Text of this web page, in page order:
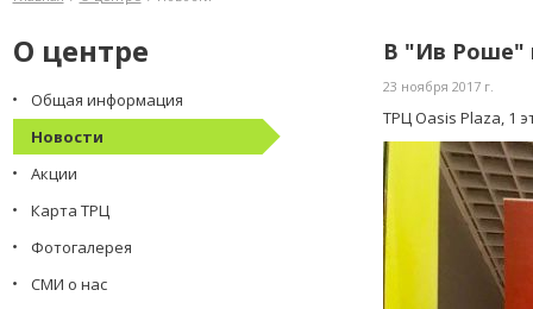
О центре
Общая информация
Новости
Акции
Карта ТРЦ
Фотогалерея
СМИ о нас
В "Ив Роше"
23 ноября 2017 г.
ТРЦ Oasis Plaza, 1